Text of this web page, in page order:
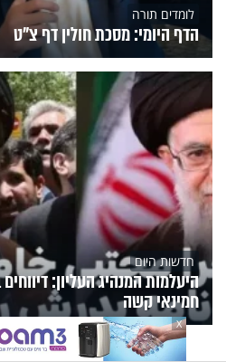
לומדים תורה
הדף היומי: מסכת חולין דף צ"ט
חדשות היום
היעלמות המנהיג העליון:
חמינאי קשה
הנצפיםפעילות
X